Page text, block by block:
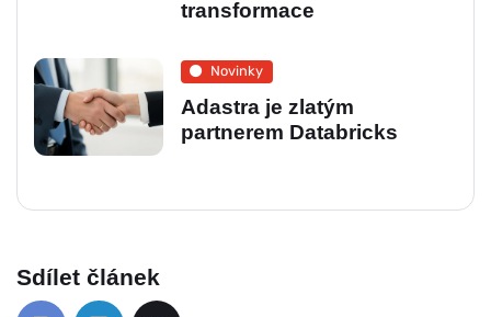
transformace
Novinky
Adastra je zlatým
partnerem Databricks
Sdílet článek